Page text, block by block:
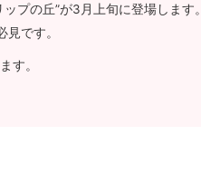
プの丘”が3月上旬に登場します。
です。
す。